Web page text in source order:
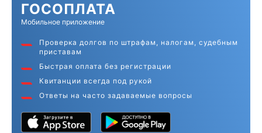
ГОСОПЛАТА
Мобильное приложение
Проверка долгов по штрафам, налогам, судебным
приставам
Быстрая оплата без регистрации
Квитанции всегда под рукой
Ответы на часто задаваемые вопросы